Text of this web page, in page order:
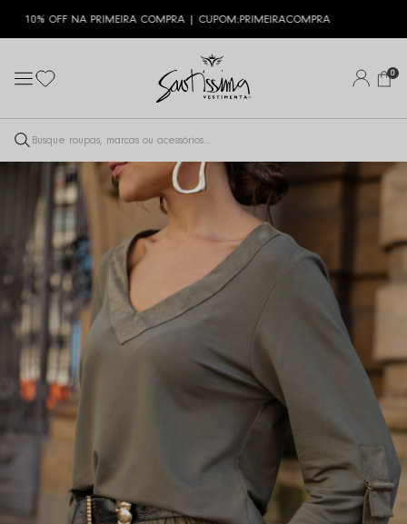
10% OFF NA PRIMEIRA COMPRA | CUPOM:PRIMEIRACOMPRA
0